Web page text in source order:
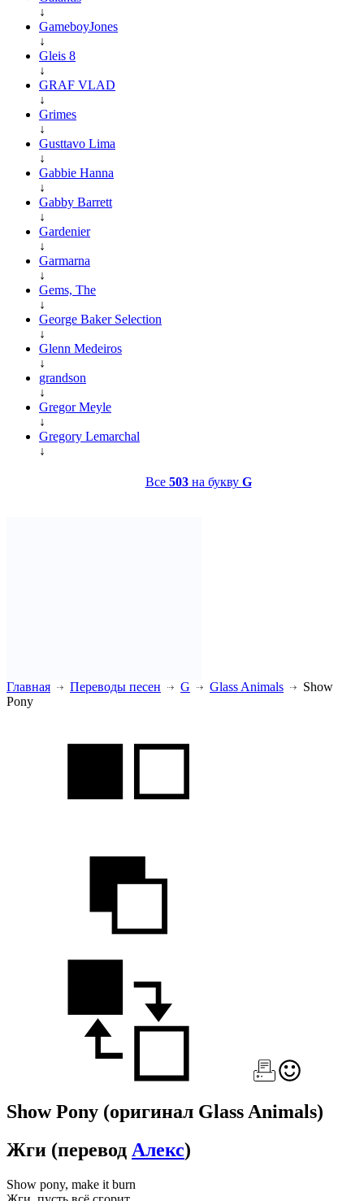
↓
GameboyJones
↓
Gleis 8
↓
GRAF VLAD
↓
Grimes
↓
Gusttavo Lima
↓
Gabbie Hanna
↓
Gabby Barrett
↓
Gardenier
↓
Garmarna
↓
Gems, The
↓
George Baker Selection
↓
Glenn Medeiros
↓
grandson
↓
Gregor Meyle
↓
Gregory Lemarchal
↓
Все 503на букву G
Главная Переводы песен G Glass Animals
Show
Pony
Show Pony (оригинал Glass Animals)
Жги (перевод Алекс)
Show pony, make it burn